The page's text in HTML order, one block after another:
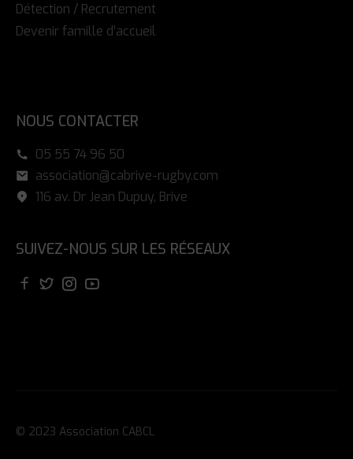
Détection / Recrutement
Devenir famille d’accueil
NOUS CONTACTER
05 55 74 96 50
association@cabrive-rugby.com
116 av. Dr Jean Dupuy, Brive
SUIVEZ-NOUS SUR LES RÉSEAUX
© 2023 Association CABCL